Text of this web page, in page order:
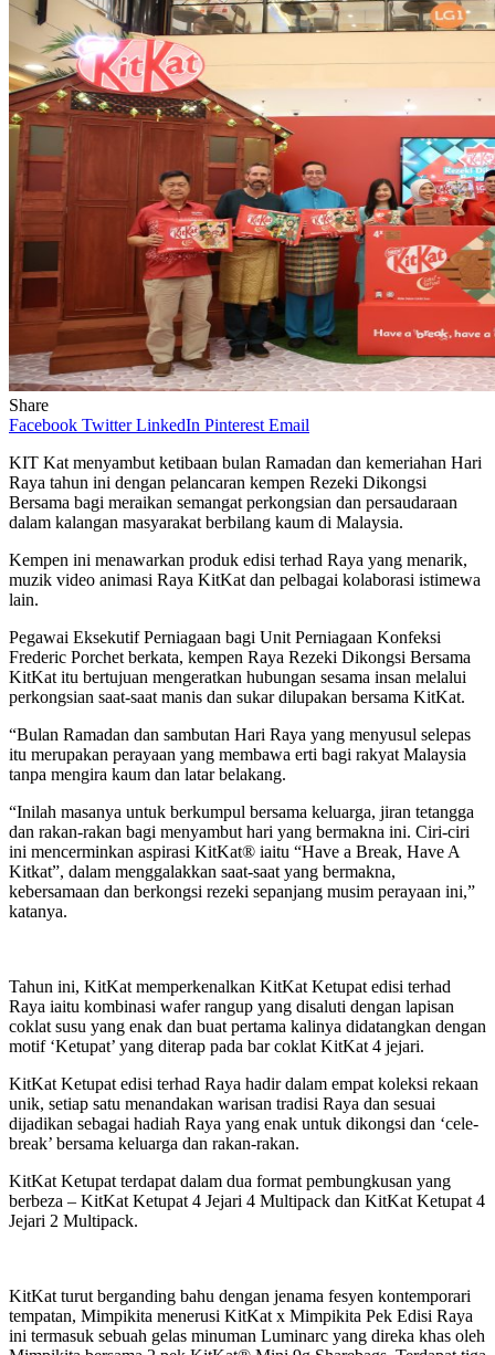
Share
Facebook Twitter LinkedIn Pinterest Email
KIT Kat menyambut ketibaan bulan Ramadan dan kemeriahan Hari
Raya tahun ini dengan pelancaran kempen Rezeki Dikongsi
Bersama bagi meraikan semangat perkongsian dan persaudaraan
dalam kalangan masyarakat berbilang kaum di Malaysia.
Kempen ini menawarkan produk edisi terhad Raya yang menarik,
muzik video animasi Raya KitKat dan pelbagai kolaborasi istimewa
lain.
Pegawai Eksekutif Perniagaan bagi Unit Perniagaan Konfeksi
Frederic Porchet berkata, kempen Raya Rezeki Dikongsi Bersama
KitKat itu bertujuan mengeratkan hubungan sesama insan melalui
perkongsian saat-saat manis dan sukar dilupakan bersama KitKat.
“Bulan Ramadan dan sambutan Hari Raya yang menyusul selepas
itu merupakan perayaan yang membawa erti bagi rakyat Malaysia
tanpa mengira kaum dan latar belakang.
“Inilah masanya untuk berkumpul bersama keluarga, jiran tetangga
dan rakan-rakan bagi menyambut hari yang bermakna ini. Ciri-ciri
ini mencerminkan aspirasi KitKat® iaitu “Have a Break, Have A
Kitkat”, dalam menggalakkan saat-saat yang bermakna,
kebersamaan dan berkongsi rezeki sepanjang musim perayaan ini,”
katanya.
Tahun ini, KitKat memperkenalkan KitKat Ketupat edisi terhad
Raya iaitu kombinasi wafer rangup yang disaluti dengan lapisan
coklat susu yang enak dan buat pertama kalinya didatangkan dengan
motif ‘Ketupat’ yang diterap pada bar coklat KitKat 4 jejari.
KitKat Ketupat edisi terhad Raya hadir dalam empat koleksi rekaan
unik, setiap satu menandakan warisan tradisi Raya dan sesuai
dijadikan sebagai hadiah Raya yang enak untuk dikongsi dan ‘cele-
break’ bersama keluarga dan rakan-rakan.
KitKat Ketupat terdapat dalam dua format pembungkusan yang
berbeza – KitKat Ketupat 4 Jejari 4 Multipack dan KitKat Ketupat 4
Jejari 2 Multipack.
KitKat turut berganding bahu dengan jenama fesyen kontemporari
tempatan, Mimpikita menerusi KitKat x Mimpikita Pek Edisi Raya
ini termasuk sebuah gelas minuman Luminarc yang direka khas oleh